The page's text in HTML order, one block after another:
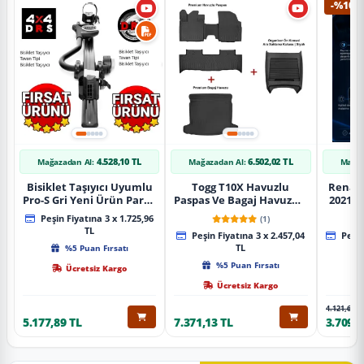
Mağazadan Al: 4.528,10 TL
Bisiklet Taşıyıcı Uyumlu
Pro-S Gri Yeni Ürün Parça
Tavan Tipi Bisiklet
Taşıyıcı
Peşin Fiyatına 3 x 1.725,96
TL
%5 Puan Fırsatı
Ücretsiz Kargo
5.177,89 TL
Mağazadan Al: 6.502,02 TL
Togg T10X Havuzlu
Paspas Ve Bagaj Havuzu +
Siyah Organizer
(1)
Peşin Fiyatına 3 x 2.457,04
TL
%5 Puan Fırsatı
Ücretsiz Kargo
7.371,13 TL
-%10
2021
4.121,65 TL